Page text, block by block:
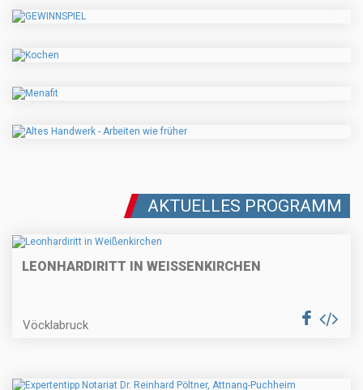
AKTUELLES PROGRAMM
LEONHARDIRITT IN WEISSENKIRCHEN
Vöcklabruck